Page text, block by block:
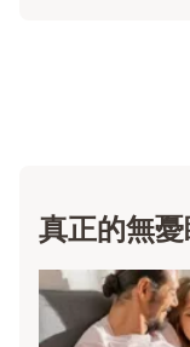
真正的無